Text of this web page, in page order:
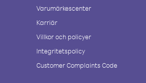
Varumärkescenter
Karriär
Villkor och policyer
Integritetspolicy
Customer Complaints Code